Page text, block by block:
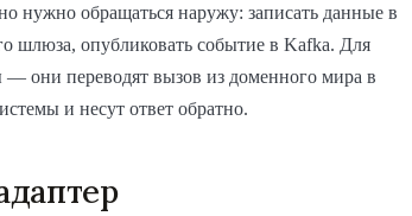
нужно обращаться наружу: записать данные в
шлюза, опубликовать событие в Kafka. Для
они переводят вызов из доменного мира в
и несут ответ обратно.